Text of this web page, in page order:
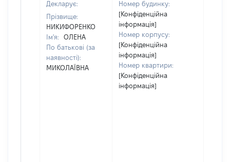
Декларує:
Прізвище:
НИКИФОРЕНКО
Ім'я:
ОЛЕНА
По батькові (за
наявності):
МИКОЛАЇВНА
Номер будинку:
[Конфіденційна
інформація]
Номер корпусу:
[Конфіденційна
інформація]
Номер квартири:
[Конфіденційна
інформація]